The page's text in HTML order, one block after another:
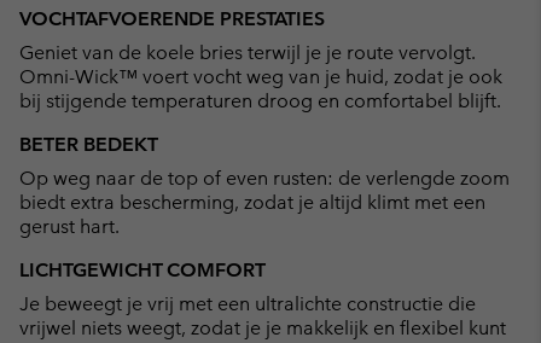
VOCHTAFVOERENDE PRESTATIES
Geniet van de koele bries terwijl je je route vervolgt.
Omni-Wick™ voert vocht weg van je huid, zodat je ook
bij stijgende temperaturen droog en comfortabel blijft.
BETER BEDEKT
Op weg naar de top of even rusten: de verlengde zoom
biedt extra bescherming, zodat je altijd klimt met een
gerust hart.
LICHTGEWICHT COMFORT
Je beweegt je vrij met een ultralichte constructie die
vrijwel niets weegt, zodat je je makkelijk en flexibel kunt